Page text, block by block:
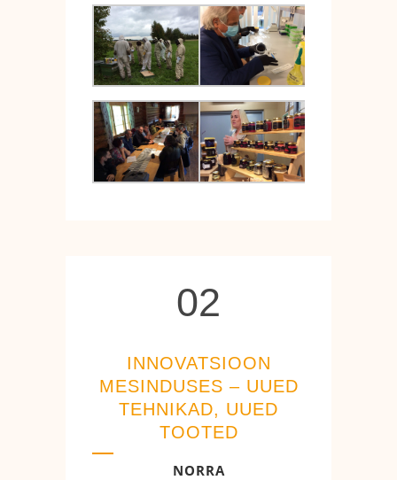
02
INNOVATSIOON
MESINDUSES – UUED
TEHNIKAD, UUED
TOOTED
NORRA